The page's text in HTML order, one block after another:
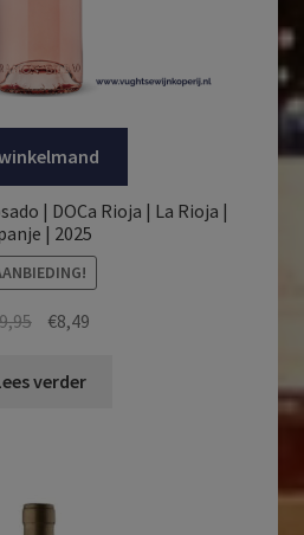
| DOCa Rioja | La Rioja |
| 2025
Oorspronkelijke
was:
€8,49Huidige
verder